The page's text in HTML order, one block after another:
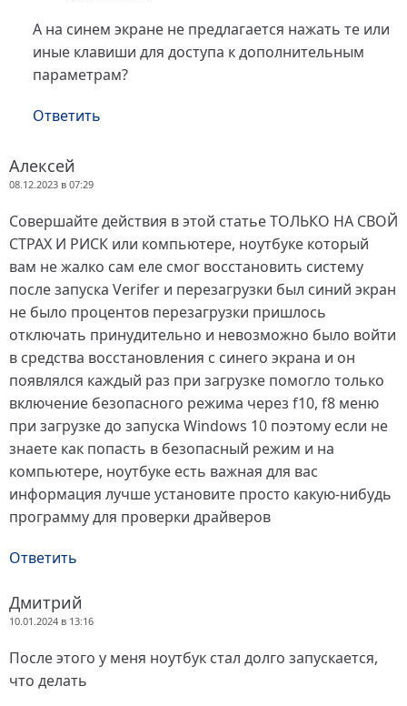
А на синем экране не предлагается нажать те или
иные клавиши для доступа к дополнительным
параметрам?
Ответить
Алексей
08.12.2023 в 07:29
Совершайте действия в этой статье ТОЛЬКО НА СВОЙ
СТРАХ И РИСК или компьютере, ноутбуке который
вам не жалко сам еле смог восстановить систему
после запуска Verifer и перезагрузки был синий экран
не было процентов перезагрузки пришлось
отключать принудительно и невозможно было войти
в средства восстановления с синего экрана и он
появлялся каждый раз при загрузке помогло только
включение безопасного режима через f10, f8 меню
при загрузке до запуска Windows 10 поэтому если не
знаете как попасть в безопасный режим и на
компьютере, ноутбуке есть важная для вас
информация лучше установите просто какую-нибудь
программу для проверки драйверов
Ответить
Дмитрий
10.01.2024 в 13:16
После этого у меня ноутбук стал долго запускается,
что делать